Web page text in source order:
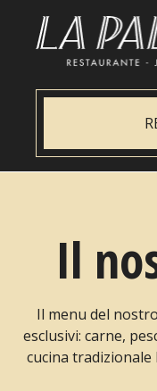
contenuto
Il
Il menu del
esclusivi: carne,
cucina tradizionale